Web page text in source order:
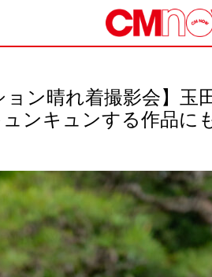
ン晴れ着撮影会】玉
ンキュンする作品に